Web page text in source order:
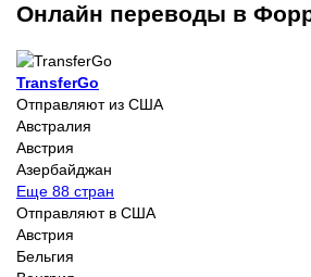
Онлайн переводы в
TransferGo
Отправляют из США
Австралия
Австрия
Азербайджан
Еще 88 стран
Отправляют в США
Австрия
Бельгия